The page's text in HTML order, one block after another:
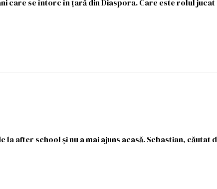
care se întorc în ţară din Diaspora. Care este rolul jucat
la after school şi nu a mai ajuns acasă. Sebastian, căutat